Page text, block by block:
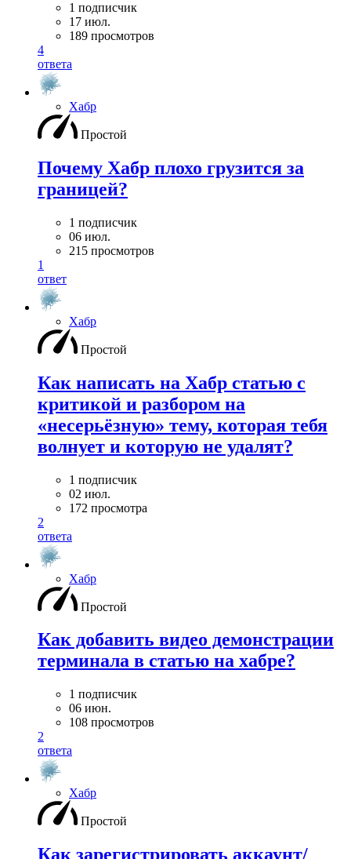
1 подписчик
17 июл.
189 просмотров
4
ответа
Хабр
Простой
Почему Хабр плохо грузится за
границей?
1 подписчик
06 июл.
215 просмотров
1
ответ
Хабр
Простой
Как написать на Хабр статью с
критикой и разбором на
«несерьёзную» тему, которая тебя
волнует и которую не удалят?
1 подписчик
02 июл.
172 просмотра
2
ответа
Хабр
Простой
Как добавить видео демонстрации
терминала в статью на хабре?
1 подписчик
06 июн.
108 просмотров
2
ответа
Хабр
Простой
Как зарегистрировать аккаунт/